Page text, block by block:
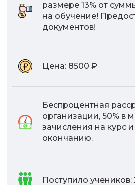
размере 13% от
на обучение!
документов!
Цена: 8500 ₽
Беспроцентная
организации, 50% в
зачисления на курс и
окончанию.
Поступило учеников: